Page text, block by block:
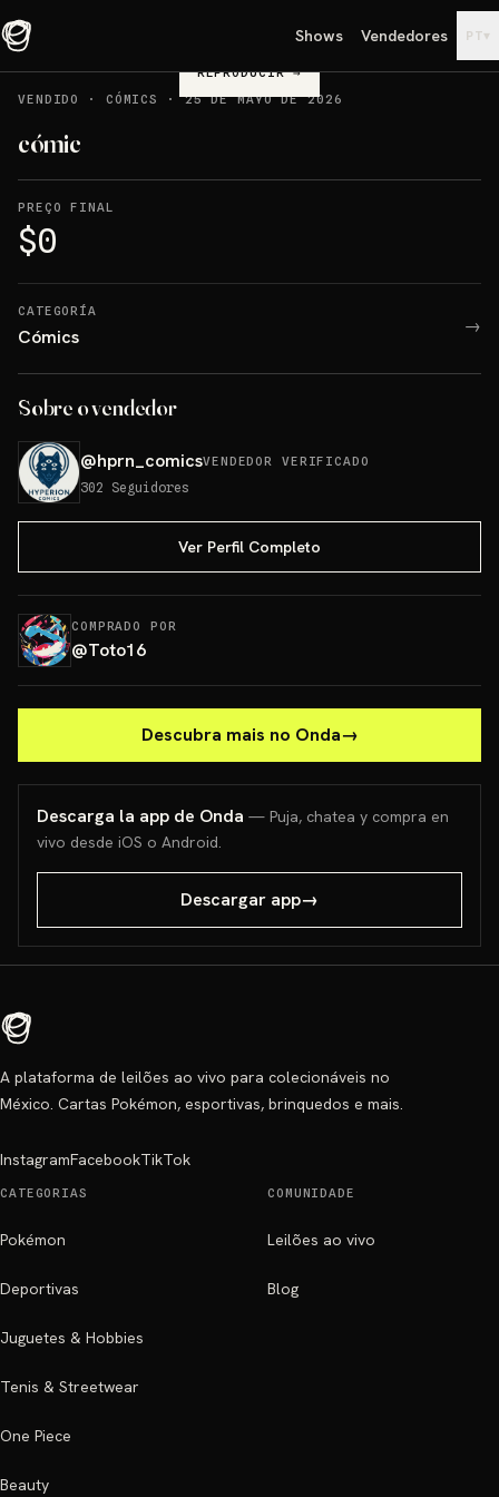
Shows Vendedores PT▾
REPRODUCIR→
VENDIDO
· CÓMICS ·25 DE MAYO DE 2026
cómic
PREÇO FINAL
$0
CATEGORÍA
Cómics →
Sobre o vendedor
@hprn_comicsVENDEDOR VERIFICADO
302 Seguidores
Ver Perfil Completo
COMPRADO POR
@Toto16
Descubra mais no Onda→
Descarga la app de Onda — Puja, chatea y compra en
vivo desde iOS o Android.
Descargar app→
A plataforma de leilões ao vivo para colecionáveis no
México. Cartas Pokémon, esportivas, brinquedos e mais.
InstagramFacebookTikTok
CATEGORIAS
Pokémon
Deportivas
Juguetes & Hobbies
Tenis & Streetwear
One Piece
Beauty
COMUNIDADE
Leilões ao vivo
Blog